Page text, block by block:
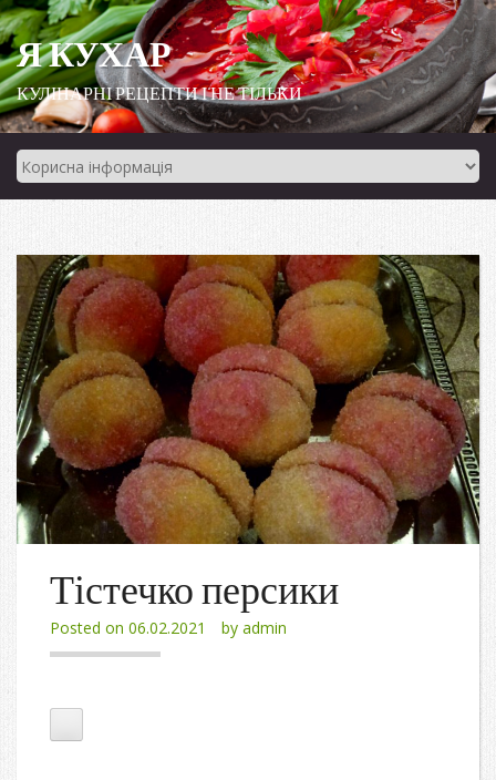
Я КУХАР
КУЛІНАРНІ РЕЦЕПТИ І НЕ ТІЛЬКИ
Тістечко персики
Posted on 06.02.2021 by admin